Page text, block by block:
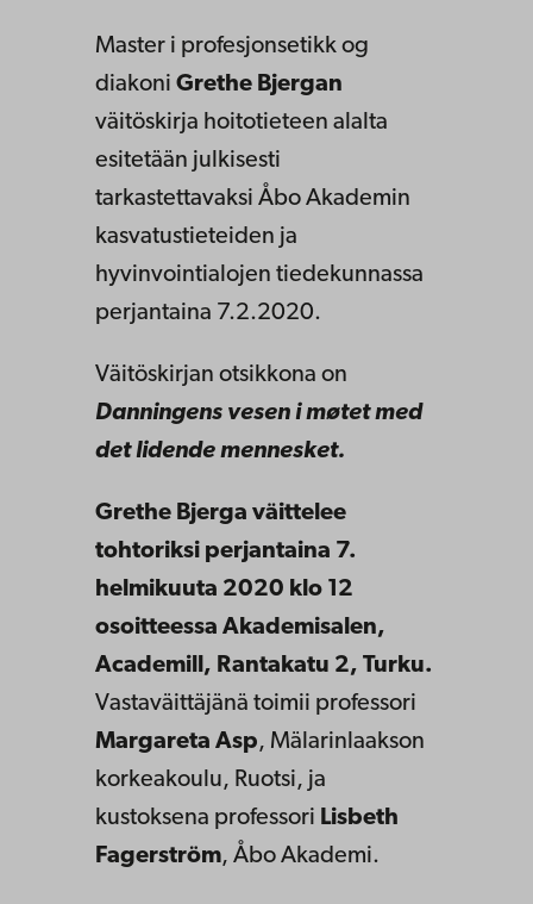
Master i profesjonsetikk og
diakoni Grethe Bjergan
väitöskirja hoitotieteen alalta
esitetään julkisesti
tarkastettavaksi Åbo Akademin
kasvatustieteiden ja
hyvinvointialojen tiedekunnassa
perjantaina 7.2.2020.
Väitöskirjan otsikkona on
Danningens vesen i møtet med
det lidende mennesket.
Grethe Bjerga väittelee
tohtoriksi perjantaina 7.
helmikuuta 2020 klo 12
osoitteessa Akademisalen,
Academill, Rantakatu 2, Turku.
Vastaväittäjänä toimii professori
Margareta Asp, Mälarinlaakson
korkeakoulu, Ruotsi, ja
kustoksena professori Lisbeth
Fagerström, Åbo Akademi.